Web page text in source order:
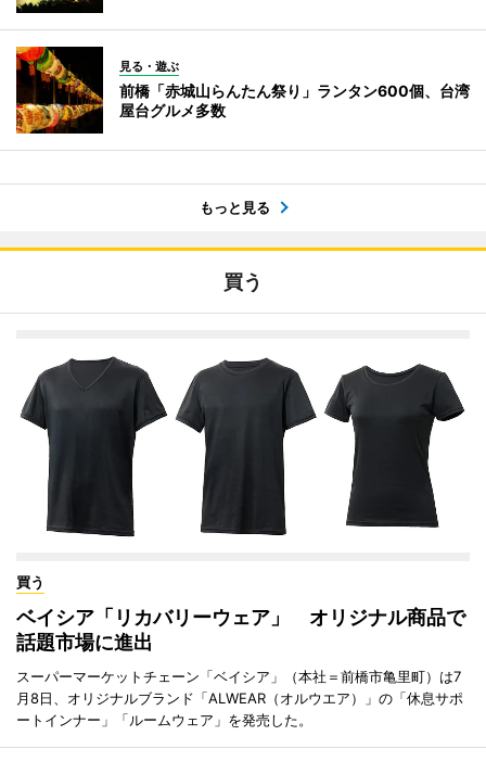
見る・遊ぶ
前橋「赤城山らんたん祭り」ランタン600個、台湾
屋台グルメ多数
もっと見る
買う
買う
ベイシア「リカバリーウェア」 オリジナル商品で
話題市場に進出
スーパーマーケットチェーン「ベイシア」（本社＝前橋市亀里町）は7
月8日、オリジナルブランド「ALWEAR（オルウエア）」の「休息サポ
ートインナー」「ルームウェア」を発売した。